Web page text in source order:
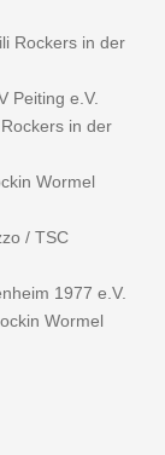
Rockers in der
Peiting e.V.
in der
Wormel
/ TSC
1977 e.V.
Wormel